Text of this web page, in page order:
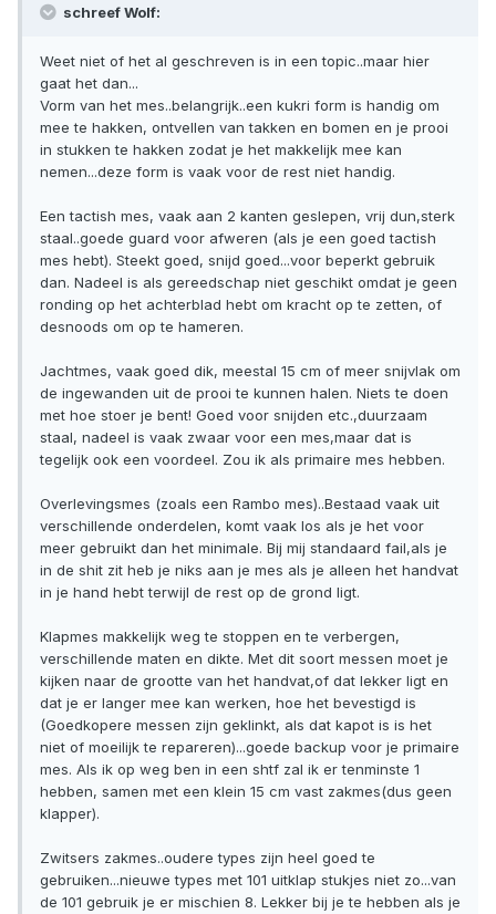
schreef Wolf:
Weet niet of het al geschreven is in een topic..maar hier
gaat het dan...
Vorm van het mes..belangrijk..een kukri form is handig om
mee te hakken, ontvellen van takken en bomen en je prooi
in stukken te hakken zodat je het makkelijk mee kan
nemen...deze form is vaak voor de rest niet handig.
Een tactish mes, vaak aan 2 kanten geslepen, vrij dun,sterk
staal..goede guard voor afweren (als je een goed tactish
mes hebt). Steekt goed, snijd goed...voor beperkt gebruik
dan. Nadeel is als gereedschap niet geschikt omdat je geen
ronding op het achterblad hebt om kracht op te zetten, of
desnoods om op te hameren.
Jachtmes, vaak goed dik, meestal 15 cm of meer snijvlak om
de ingewanden uit de prooi te kunnen halen. Niets te doen
met hoe stoer je bent! Goed voor snijden etc.,duurzaam
staal, nadeel is vaak zwaar voor een mes,maar dat is
tegelijk ook een voordeel. Zou ik als primaire mes hebben.
Overlevingsmes (zoals een Rambo mes)..Bestaad vaak uit
verschillende onderdelen, komt vaak los als je het voor
meer gebruikt dan het minimale. Bij mij standaard fail,als je
in de shit zit heb je niks aan je mes als je alleen het handvat
in je hand hebt terwijl de rest op de grond ligt.
Klapmes makkelijk weg te stoppen en te verbergen,
verschillende maten en dikte. Met dit soort messen moet je
kijken naar de grootte van het handvat,of dat lekker ligt en
dat je er langer mee kan werken, hoe het bevestigd is
(Goedkopere messen zijn geklinkt, als dat kapot is is het
niet of moeilijk te repareren)...goede backup voor je primaire
mes. Als ik op weg ben in een shtf zal ik er tenminste 1
hebben, samen met een klein 15 cm vast zakmes(dus geen
klapper).
Zwitsers zakmes..oudere types zijn heel goed te
gebruiken...nieuwe types met 101 uitklap stukjes niet zo...van
de 101 gebruik je er mischien 8. Lekker bij je te hebben als je